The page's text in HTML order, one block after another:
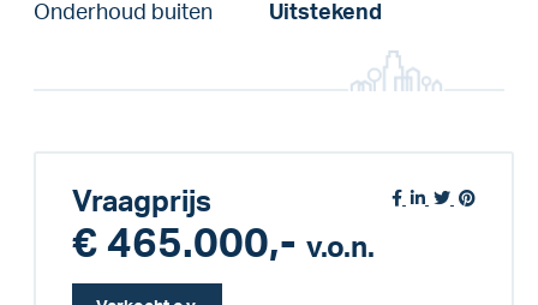
Onderhoud buiten
Uitstekend
Vraagprijs
€ 465.000,- v.o.n.